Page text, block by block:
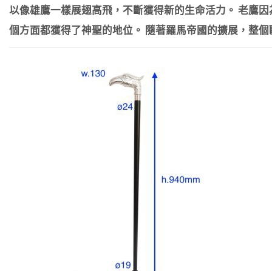
以像雄鷹一樣展翅高飛，不斷獲得新的生命活力。 老鷹
個方面都獲得了神聖的地位。 隨著羅馬帝國的擴展，整